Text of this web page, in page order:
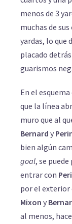
menos de 3
muchas de
yardas, lo que
placado
guarismos
En el esquema
que la línea
muro que al
Bernard y
bien algún
goal, se
entrar con
por el exterior
Mixon y
al menos,